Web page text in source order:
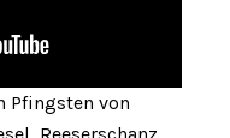
Pfingsten von